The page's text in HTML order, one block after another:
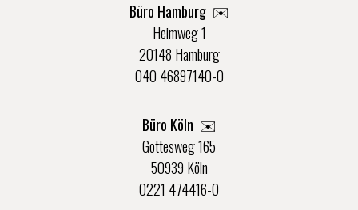
Büro Hamburg ✉️
Heimweg 1
20148 Hamburg
040 46897140-0
Büro Köln ✉️
Gottesweg 165
50939 Köln
0221 474416-0